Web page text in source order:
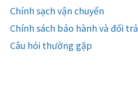
Chính sạch vận chuyển
Chính sách bảo hành và đổi trả
Câu hỏi thường gặp